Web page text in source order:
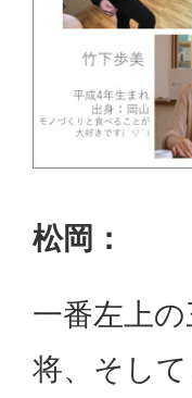
松岡：
一番左上
将、そし